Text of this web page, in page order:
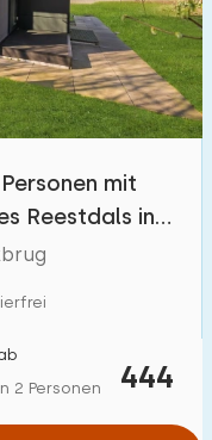
0
1
2
mit
Reestdals in
444
2 Personen